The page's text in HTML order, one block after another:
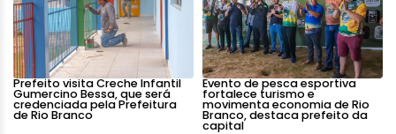
Prefeito visita Creche Infantil
Gumercino Bessa, que será
credenciada pela Prefeitura
de Rio Branco
Evento de pesca esportiva
fortalece turismo e
movimenta economia de Rio
Branco, destaca prefeito da
capital